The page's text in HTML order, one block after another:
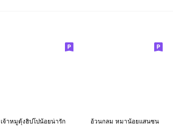
เจ้าหมูดุ้งฮิปโปน้อยน่ารัก อ้วนกลม หมาน้อยแสนซน